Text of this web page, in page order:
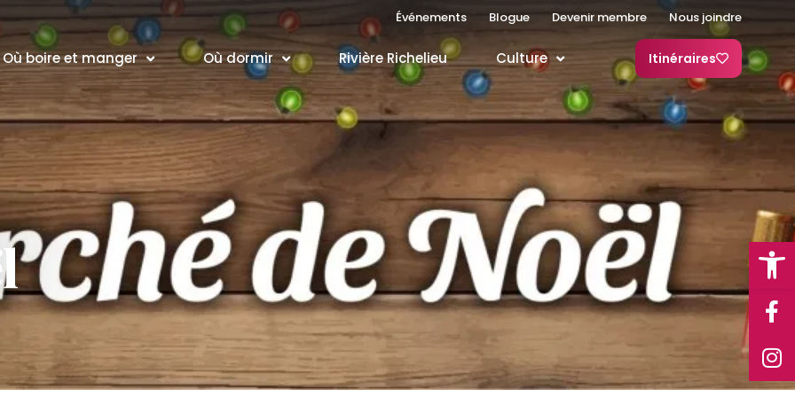
Événements Blogue Devenir membre Nous joindre
Où boire et manger Où dormir Rivière Richelieu Culture Itinéraires